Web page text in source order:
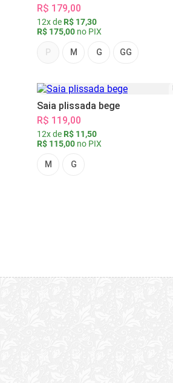
R$ 179,00
12x de R$ 17,30
R$ 175,00 no PIX
P M G GG
Saia plissada bege
R$ 119,00
12x de R$ 11,50
R$ 115,00 no PIX
M G